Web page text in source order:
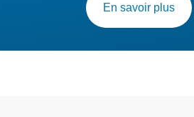
En savoir plus